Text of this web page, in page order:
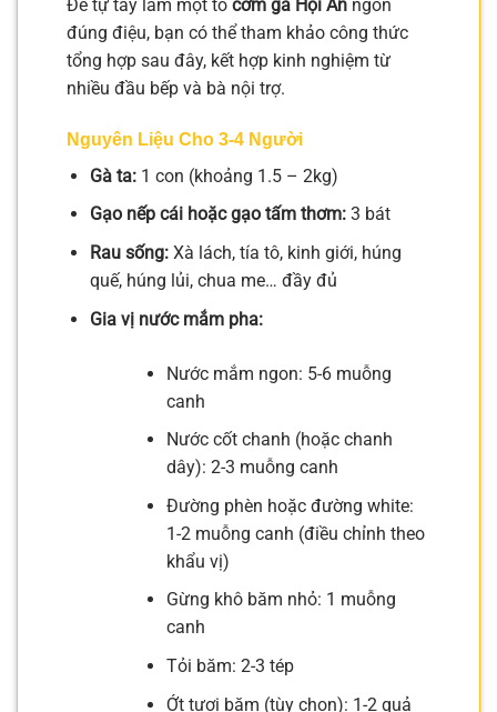
Để tự tay làm một tô cơm gà Hội An ngon
đúng điệu, bạn có thể tham khảo công thức
tổng hợp sau đây, kết hợp kinh nghiệm từ
nhiều đầu bếp và bà nội trợ.
Nguyên Liệu Cho 3-4 Người
Gà ta:1 con (khoảng 1.5 – 2kg)
Gạo nếp cái hoặc gạo tấm thơm:3 bát
Rau sống:Xà lách, tía tô, kinh giới, húng
quế, húng lủi, chua me… đầy đủ
Gia vị nước mắm pha:
Nước mắm ngon: 5-6 muỗng
canh
Nước cốt chanh (hoặc chanh
dây): 2-3 muỗng canh
Đường phèn hoặc đường white:
1-2 muỗng canh (điều chỉnh theo
khẩu vị)
Gừng khô băm nhỏ: 1 muỗng
canh
Tỏi băm: 2-3 tép
Ớt tươi băm (tùy chọn): 1-2 quả